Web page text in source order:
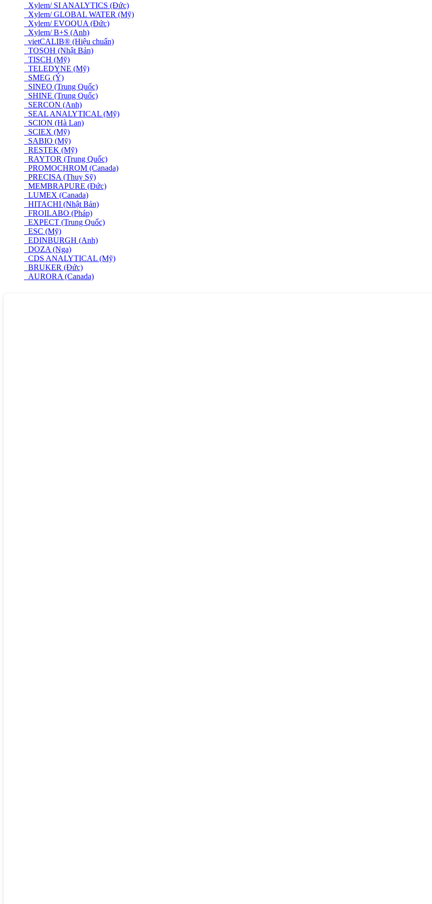
Xylem/ SI ANALYTICS (Đức)
Xylem/ GLOBAL WATER (Mỹ)
Xylem/ EVOQUA (Đức)
Xylem/ B+S (Anh)
vietCALIB® (Hiệu chuẩn)
TOSOH (Nhật Bản)
TISCH (Mỹ)
TELEDYNE (Mỹ)
SMEG (Ý)
SINEO (Trung Quốc)
SHINE (Trung Quốc)
SERCON (Anh)
SEAL ANALYTICAL (Mỹ)
SCION (Hà Lan)
SCIEX (Mỹ)
SABIO (Mỹ)
RESTEK (Mỹ)
RAYTOR (Trung Quốc)
PROMOCHROM (Canada)
PRECISA (Thuỵ Sỹ)
MEMBRAPURE (Đức)
LUMEX (Canada)
HITACHI (Nhật Bản)
FROILABO (Pháp)
EXPECT (Trung Quốc)
ESC (Mỹ)
EDINBURGH (Anh)
DOZA (Nga)
CDS ANALYTICAL (Mỹ)
BRUKER (Đức)
AURORA (Canada)